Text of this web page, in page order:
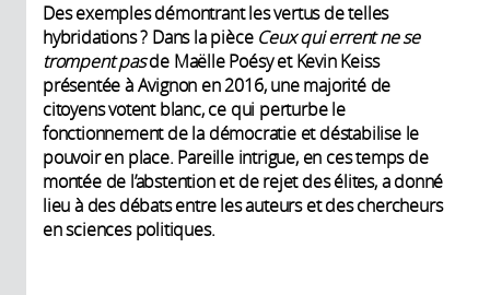
Des exemples démontrant les vertus de telles
hybridations ? Dans la pièce Ceux qui errent ne se
trompent pasde Maëlle Poésy et Kevin Keiss
présentée à Avignon en 2016, une majorité de
citoyens votent blanc, ce qui perturbe le
fonctionnement de la démocratie et déstabilise le
pouvoir en place. Pareille intrigue, en ces temps de
montée de l’abstention et de rejet des élites, a donné
lieu à des débats entre les auteurs et des chercheurs
en sciences politiques.